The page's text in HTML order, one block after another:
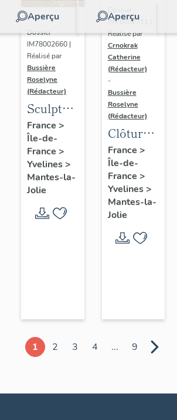
Aperçu
Dossier
IM78002660 |
Réalisé par
Bussière
Roselyne
(Rédacteur)
Sculpture
: la
Ronde
France >
Île-de-
France >
Yvelines>
Mantes-la-
Jolie
Aperçu
IM78002711 |
Réalisé par
Crnokrak
Catherine
(Rédacteur)
-
Bussière
Roselyne
(Rédacteur)
Clôture
de
chœur
France >
Île-de-
France >
Yvelines>
Mantes-la-
Jolie
1 2 3 4 ... 9